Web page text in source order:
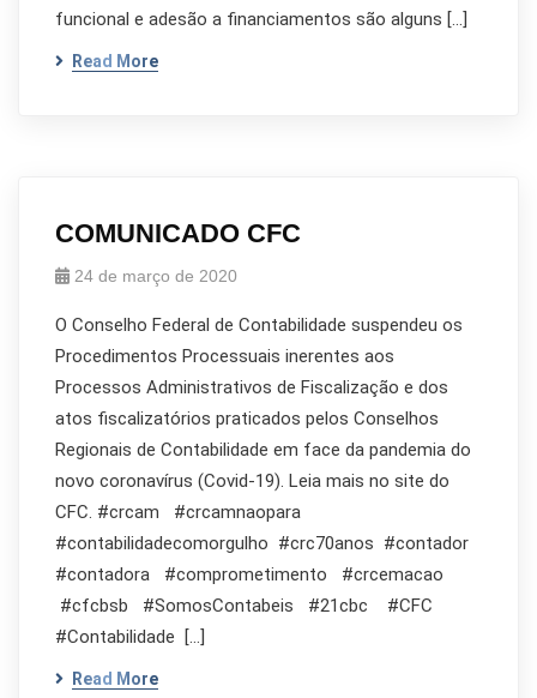
funcional e adesão a financiamentos são alguns […]
Read More
COMUNICADO CFC
24 de março de 2020
O Conselho Federal de Contabilidade suspendeu os
Procedimentos Processuais inerentes aos
Processos Administrativos de Fiscalização e dos
atos fiscalizatórios praticados pelos Conselhos
Regionais de Contabilidade em face da pandemia do
novo coronavírus (Covid-19). Leia mais no site do
CFC. #crcam #crcamnaopara
#contabilidadecomorgulho #crc70anos #contador
#contadora #comprometimento #crcemacao
#cfcbsb #SomosContabeis #21cbc #CFC
#Contabilidade […]
Read More